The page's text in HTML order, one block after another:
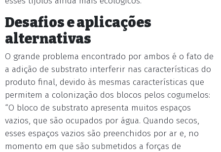
Desafios e aplicações
alternativas
O grande problema encontrado por ambos é o fato de
a adição de substrato interferir nas características do
produto final, devido às mesmas características que
permitem a colonização dos blocos pelos cogumelos:
“O bloco de substrato apresenta muitos espaços
vazios, que são ocupados por água. Quando secos,
esses espaços vazios são preenchidos por ar e, no
momento em que são submetidos a forças de